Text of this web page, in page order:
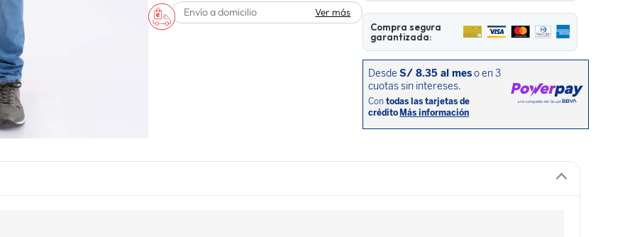
Envío a domicilio Ver más
Compra segura
garantizada: